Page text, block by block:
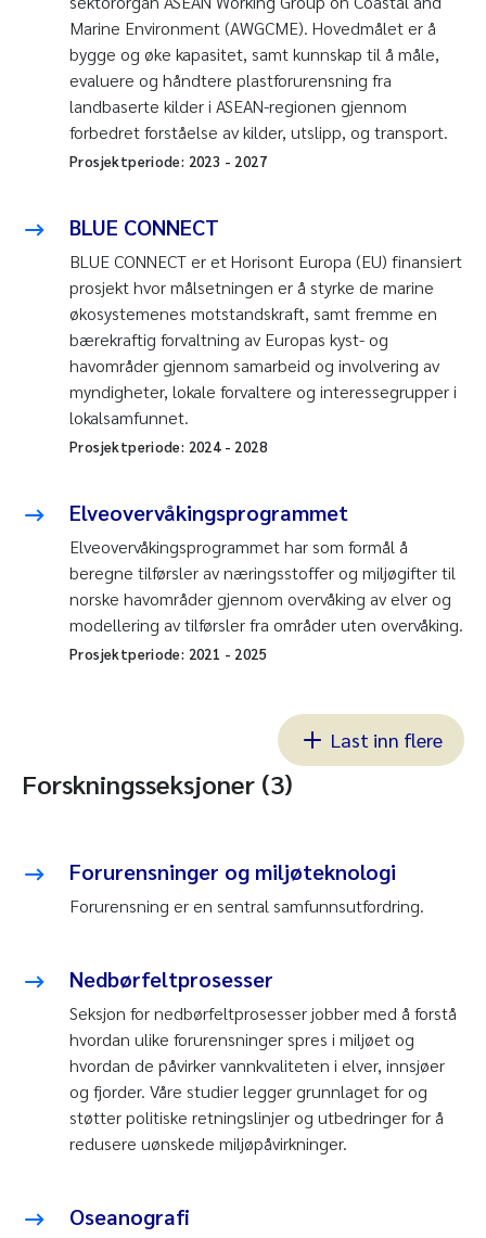
Marine Environment (AWGCME). Hovedmålet er å
bygge og øke kapasitet, samt kunnskap til å måle,
evaluere og håndtere plastforurensning fra
landbaserte kilder i ASEAN-regionen gjennom
forbedret forståelse av kilder, utslipp, og transport.
Prosjektperiode: 2023 - 2027
BLUE CONNECT
BLUE CONNECT er et Horisont Europa (EU) finansiert
prosjekt hvor målsetningen er å styrke de marine
økosystemenes motstandskraft, samt fremme en
bærekraftig forvaltning av Europas kyst- og
havområder gjennom samarbeid og involvering av
myndigheter, lokale forvaltere og interessegrupper i
lokalsamfunnet.
Prosjektperiode: 2024- 2028
Elveovervåkingsprogrammet
Elveovervåkingsprogrammet har som formål å
beregne tilførsler av næringsstoffer og miljøgifter til
norske havområder gjennom overvåking av elver og
modellering av tilførsler fra områder uten overvåking.
Prosjektperiode: 2021 - 2025
Last inn flere
Forskningsseksjoner (3)
Forurensninger og miljøteknologi
Forurensning er en sentral samfunnsutfordring.
Nedbørfeltprosesser
Seksjon for nedbørfeltprosesser jobber med å forstå
hvordan ulike forurensninger spres i miljøet og
hvordan de påvirker vannkvaliteten i elver, innsjøer
og fjorder. Våre studier legger grunnlaget for og
støtter politiske retningslinjer og utbedringer for å
redusere uønskede miljøpåvirkninger.
Oseanografi